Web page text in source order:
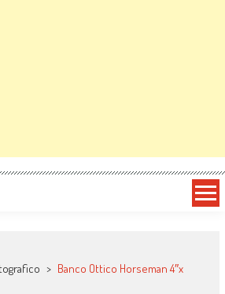
> Banco Ottico Horseman 4″x